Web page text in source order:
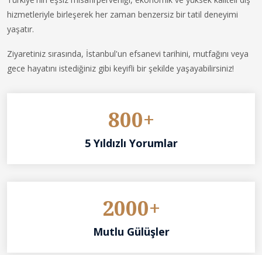
hizmetleriyle birleşerek her zaman benzersiz bir tatil deneyimi
yaşatır.
Ziyaretiniz sırasında, İstanbul'un efsanevi tarihini, mutfağını veya
gece hayatını istediğiniz gibi keyifli bir şekilde yaşayabilirsiniz!
800+
5 Yıldızlı Yorumlar
2000+
Mutlu Gülüşler